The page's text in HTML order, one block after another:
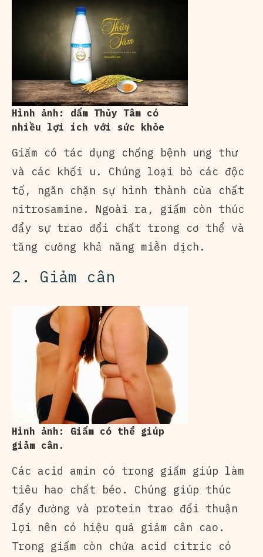
Hình ảnh: dấm Thủy Tâm có
nhiều lợi ích với sức khỏe
Giấm có tác dụng chống bệnh ung thư
và các khối u. Chúng loại bỏ các độc
tố, ngăn chặn sự hình thành của chất
nitrosamine. Ngoài ra, giấm còn thúc
đẩy sự trao đổi chất trong cơ thể và
tăng cường khả năng miễn dịch.
2. Giảm cân
Hình ảnh: Giấm có thể giúp
giảm cân.
Các acid amin có trong giấm giúp làm
tiêu hao chất béo. Chúng giúp thúc
đẩy đường và protein trao đổi thuận
lợi nên có hiệu quả giảm cân cao.
Trong giấm còn chứa acid citric có